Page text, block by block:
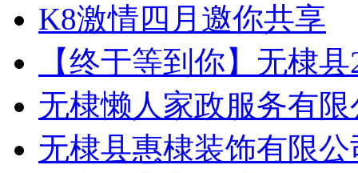
K8激情四月邀你共享
【终于等到你】无棣
无棣懒人家政服务有
无棣县惠棣装饰有限公